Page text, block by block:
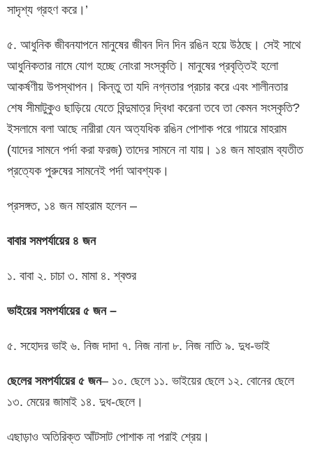
সাদৃশ্য গ্রহণ করে।’
৫. আধুনিক জীবনযাপনে মানুষের জীবন দিন দিন রঙিন হয়ে উঠছে। সেই সাথে
আধুনিকতার নামে যোগ হচ্ছে নোংরা সংস্কৃতি। মানুষের প্রবৃত্তিই হলো
আকর্ষণীয় উপস্থাপন। কিন্তু তা যদি নগ্নতার প্রচার করে এবং শালীনতার
শেষ সীমাটুকুও ছাড়িয়ে যেতে বিন্দুমাত্র দ্বিধা করেনা তবে তা কেমন সংস্কৃতি?
ইসলামে বলা আছে নারীরা যেন অত্যধিক রঙিন পোশাক পরে গায়রে মাহরাম
(যাদের সামনে পর্দা করা ফরজ) তাদের সামনে না যায়। ১৪ জন মাহরাম ব্যতীত
প্রত্যেক পুরুষের সামনেই পর্দা আবশ্যক।
প্রসঙ্গত, ১৪ জন মাহরাম হলেন –
বাবার সমপর্যায়ের ৪ জন
১. বাবা ২. চাচা ৩. মামা ৪. শ্বশুর
ভাইয়ের সমপর্যায়ের ৫ জন–
৫. সহোদর ভাই ৬. নিজ দাদা ৭. নিজ নানা ৮. নিজ নাতি ৯. দুধ-ভাই
ছেলের সমপর্যায়ের ৫ জন– ১০. ছেলে ১১. ভাইয়ের ছেলে ১২. বোনের ছেলে
১৩. মেয়ের জামাই ১৪. দুধ-ছেলে।
এছাড়াও অতিরিক্ত আঁটসাট পোশাক না পরাই শ্রেয়।